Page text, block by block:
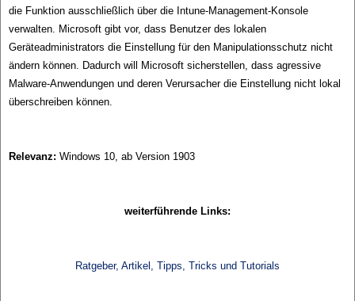
die Funktion ausschließlich über die Intune-Management-Konsole
verwalten. Microsoft gibt vor, dass Benutzer des lokalen
Geräteadministrators die Einstellung für den Manipulationsschutz nicht
ändern können. Dadurch will Microsoft sicherstellen, dass agressive
Malware-Anwendungen und deren Verursacher die Einstellung nicht lokal
überschreiben können.
Relevanz: Windows 10, ab Version 1903
weiterführende Links:
Ratgeber, Artikel, Tipps, Tricks und Tutorials